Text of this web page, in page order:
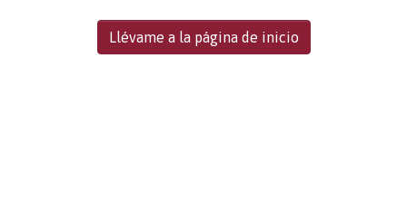
Llévame a la página de inicio